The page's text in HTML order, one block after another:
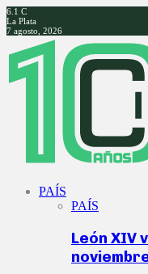
6.1 C
La Plata
7 agosto, 2026
Facebook
Twitter
Instagram
Youtube
PAÍS
PAÍS
León XIV